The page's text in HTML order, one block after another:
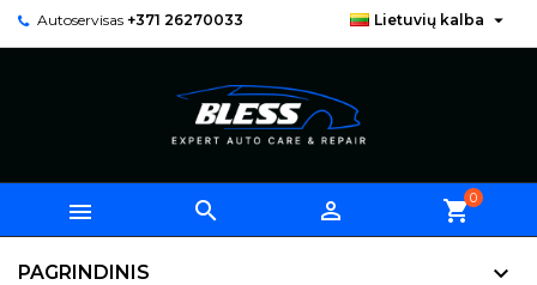
Autoservisas +371 26270033 Lietuvių kalba 
   shopping_cart0
PAGRINDINIS